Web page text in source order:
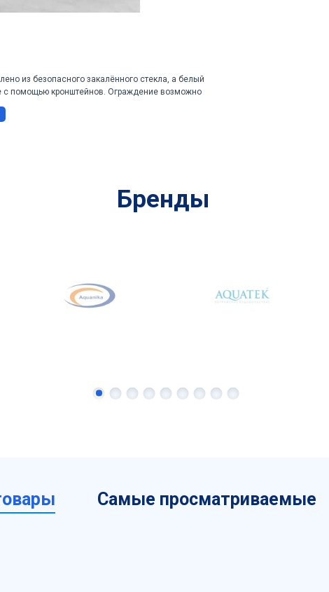
из безопасного закалённого стекла, а белый
с помощью кронштейнов. Ограждение возможно
Бренды
Самые просматриваемые